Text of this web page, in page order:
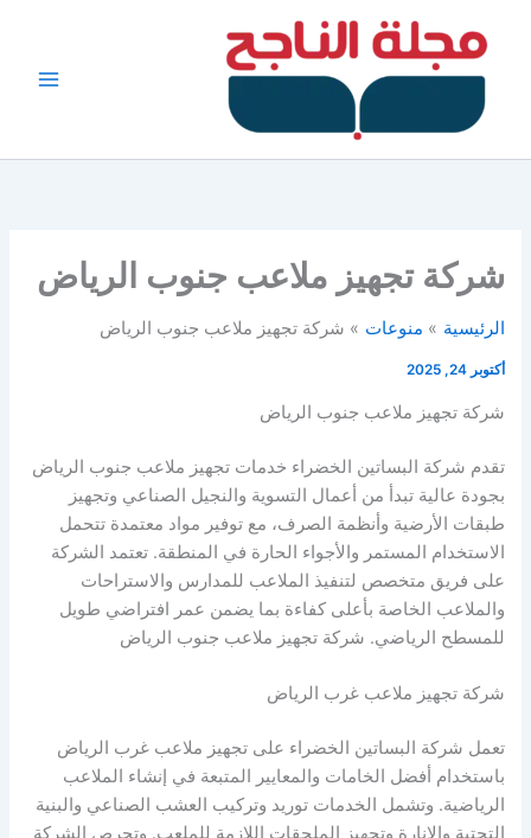
شركة تجهيز ملاعب جنوب الرياض
الرئيسية منوعات شركة تجهيز ملاعب جنوب الرياض
أكتوبر 24, 2025
شركة تجهيز ملاعب جنوب الرياض
تقدم شركة البساتين الخضراء خدمات تجهيز ملاعب جنوب الرياض
بجودة عالية تبدأ من أعمال التسوية والنجيل الصناعي وتجهيز
طبقات الأرضية وأنظمة الصرف، مع توفير مواد معتمدة تتحمل
الاستخدام المستمر والأجواء الحارة في المنطقة. تعتمد الشركة
على فريق متخصص لتنفيذ الملاعب للمدارس والاستراحات
والملاعب الخاصة بأعلى كفاءة بما يضمن عمر افتراضي طويل
للمسطح الرياضي. شركة تجهيز ملاعب جنوب الرياض
شركة تجهيز ملاعب غرب الرياض
تعمل شركة البساتين الخضراء على تجهيز ملاعب غرب الرياض
باستخدام أفضل الخامات والمعايير المتبعة في إنشاء الملاعب
الرياضية. وتشمل الخدمات توريد وتركيب العشب الصناعي والبنية
التحتية والإنارة وتجهيز الملحقات اللازمة للملعب. وتحرص الشركة